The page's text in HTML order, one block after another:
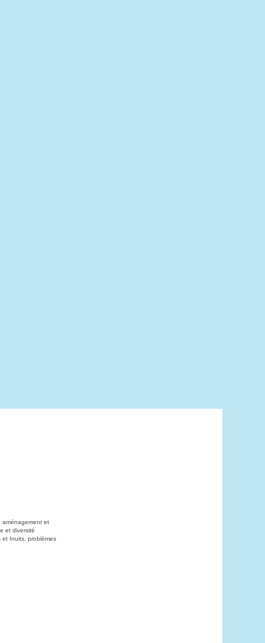
aménagement et
et diversité
et Inuits, problèmes